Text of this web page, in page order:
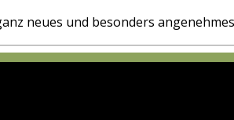
neues und besonders